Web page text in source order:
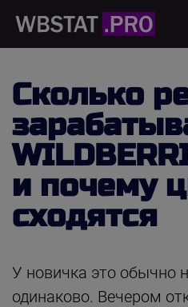
Сколько
и почему
сходятся
У новичка это обычно
одинаково. Вечером